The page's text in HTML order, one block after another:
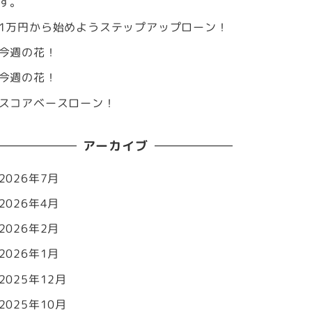
万円から始めようステップアップローン！
週の花！
週の花！
コアベースローン！
アーカイブ
年7月
年4月
年2月
年1月
年12月
年10月